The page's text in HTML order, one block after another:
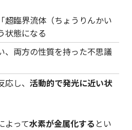
超臨界流体（ちょうりんかい
状態になる
、両方の性質を持った不思議
し、 活動的で発光に近い状
よって水素が金属化する とい